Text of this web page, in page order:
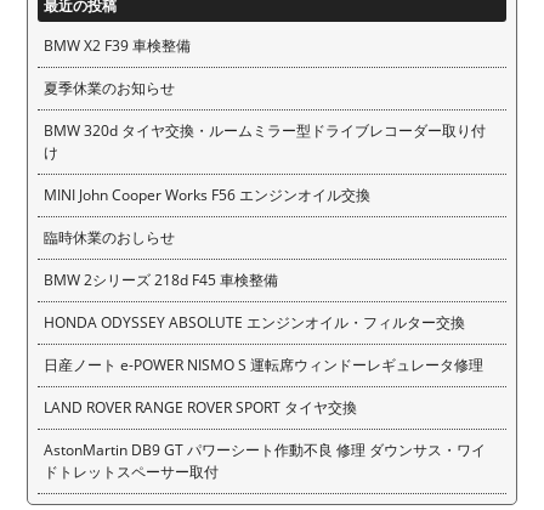
最近の投稿
BMW X2 F39 車検整備
夏季休業のお知らせ
BMW 320d タイヤ交換・ルームミラー型ドライブレコーダー取り付
け
MINI John Cooper Works F56 エンジンオイル交換
臨時休業のおしらせ
BMW 2シリーズ 218d F45 車検整備
HONDA ODYSSEY ABSOLUTE エンジンオイル・フィルター交換
日産ノート e-POWER NISMO S 運転席ウィンドーレギュレータ修理
LAND ROVER RANGE ROVER SPORT タイヤ交換
AstonMartin DB9 GT パワーシート作動不良 修理 ダウンサス・ワイ
ドトレットスペーサー取付